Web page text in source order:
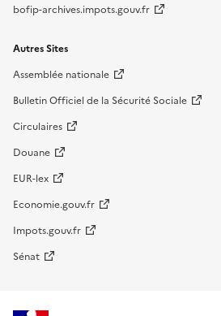
bofip-archives.impots.gouv.fr
Autres Sites
Assemblée nationale
Bulletin Officiel de la Sécurité Sociale
Circulaires
Douane
EUR-lex
Economie.gouv.fr
Impots.gouv.fr
Sénat